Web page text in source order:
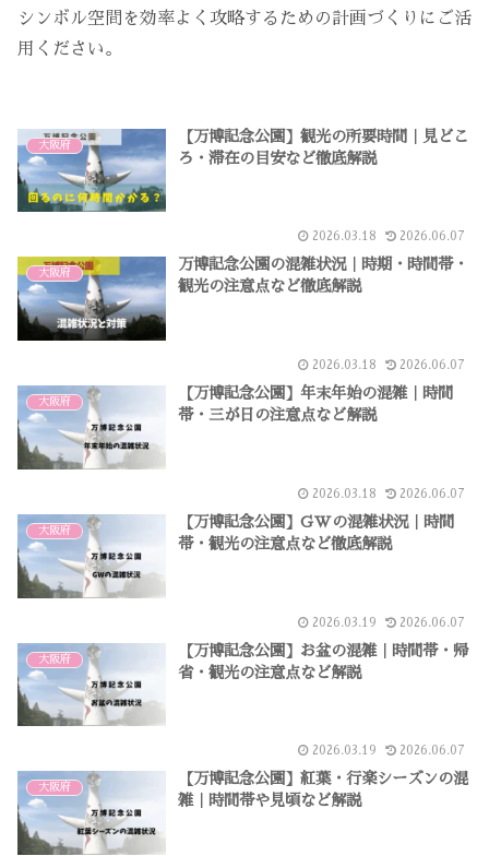
シンボル空間を効率よく攻略するための計画づくりにご活
用ください。
大阪府
【万博記念公園】観光の所要時間｜見どこ
ろ・滞在の目安など徹底解説
2026.03.18 2026.06.07
大阪府
万博記念公園の混雑状況｜時期・時間帯・
観光の注意点など徹底解説
2026.03.18 2026.06.07
大阪府
【万博記念公園】年末年始の混雑｜時間
帯・三が日の注意点など解説
2026.03.18 2026.06.07
大阪府
【万博記念公園】GWの混雑状況｜時間
帯・観光の注意点など徹底解説
2026.03.19 2026.06.07
大阪府
【万博記念公園】お盆の混雑｜時間帯・帰
省・観光の注意点など解説
2026.03.19 2026.06.07
大阪府
【万博記念公園】紅葉・行楽シーズンの混
雑｜時間帯や見頃など解説